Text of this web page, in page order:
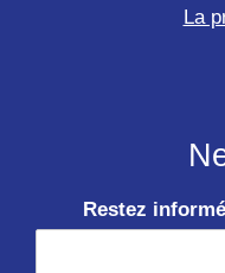
La
Restez